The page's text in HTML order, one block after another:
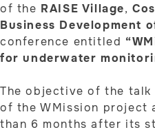
of ​​the RAISE Village,
Business Development
conference entitled
for underwater
The objective of the
of the WMission project
than 6 months after its